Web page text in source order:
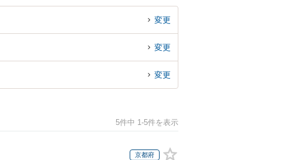
無料で国際結婚を法律相談できる山形県内の弁護士に
変更
変更
変更
5件中 1-5件を表示
京都府